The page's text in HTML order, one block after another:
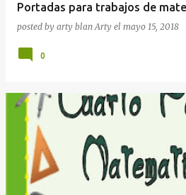
Portadas para trabajos de
posted by arty blanArty el mayo 15, 2018
0